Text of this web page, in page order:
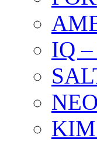
IQ